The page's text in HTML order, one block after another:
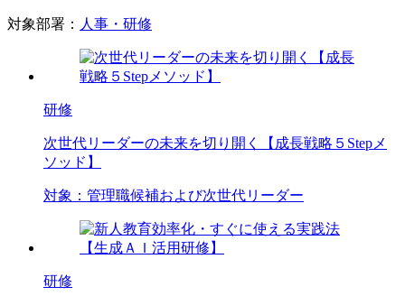
対象部署： 人事・研修
研修
次世代リーダーの未来を切り開く【成長戦略５Stepメ
ソッド】
対象： 管理職候補および次世代リーダー
研修